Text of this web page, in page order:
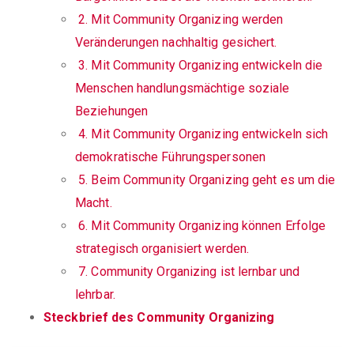
2. Mit Community Organizing werden
Veränderungen nachhaltig gesichert.
3. Mit Community Organizing entwickeln die
Menschen handlungsmächtige soziale
Beziehungen
4. Mit Community Organizing entwickeln sich
demokratische Führungspersonen
5. Beim Community Organizing geht es um die
Macht.
6. Mit Community Organizing können Erfolge
strategisch organisiert werden.
7. Community Organizing ist lernbar und
lehrbar.
Steckbrief des Community Organizing